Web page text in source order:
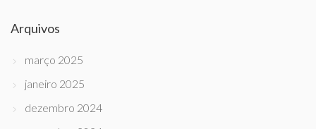
Arquivos
março 2025
janeiro 2025
dezembro 2024